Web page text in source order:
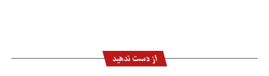
از دست ندهید